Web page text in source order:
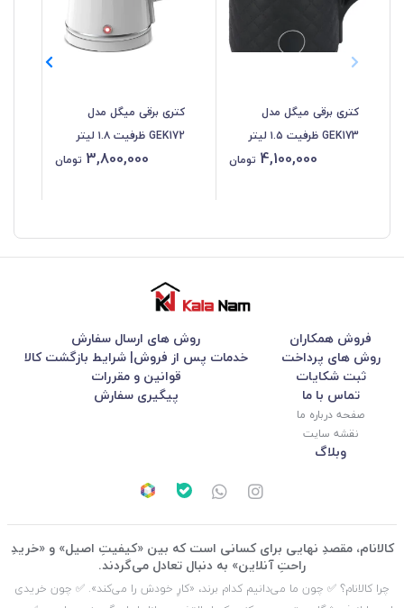
کتری برقی میگل مدل
GEK173 ظرفیت ۱.۵ لیتر
4,100,000 تومان
کتری برقی میگل مدل
GEK172 ظرفیت ۱.۸ لیتر
3,800,000 تومان
فروش همکاران
روش های ارسال سفارش
روش های پرداخت
خدمات پس از فروش| شرایط بازگشت کالا
ثبت شکایات
قوانین و مقررات
تماس با ما
صفحه درباره ما
نقشه سایت
پیگیری سفارش
وبلاگ
کالانام، مقصدِ نهایی برای کسانی است که بین «کیفیتِ اصیل» و «خریدِ
راحتِ آنلاین» به دنبال تعادل می‌گردند.
چرا کالانام؟ ✅ چون ما می‌دانیم کدام برند، «کارِ خودش را می‌کند». ✅ چون خریدی